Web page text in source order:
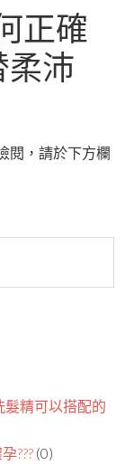
正確
柔沛
閱，請於下方欄
髮精可以搭配的
??? (0)